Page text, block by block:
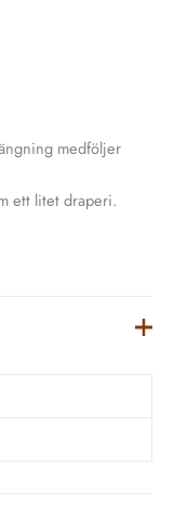
medföljer
ett litet draperi.